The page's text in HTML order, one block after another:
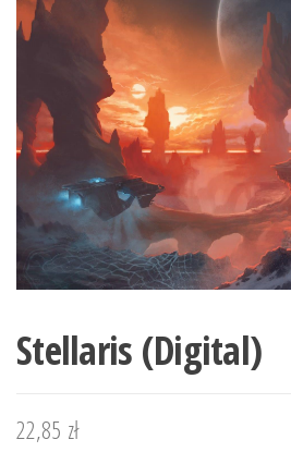
Stellaris (Digital)
22,85 zł